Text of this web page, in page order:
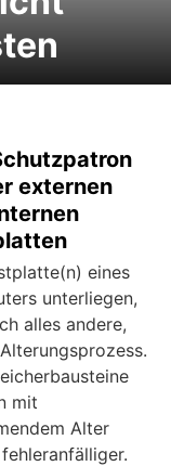
externen
eines
unterliegen,
alles andere,
mit
Alter